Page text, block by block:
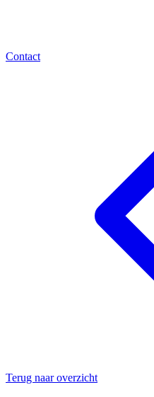
Contact
Terug naar overzicht